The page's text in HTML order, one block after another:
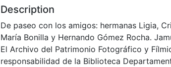
Description
De paseo con los amigos: hermanas Ligia,
María Bonilla y Hernando Gómez Rocha.
El Archivo del Patrimonio Fotográfico y
responsabilidad de la Biblioteca